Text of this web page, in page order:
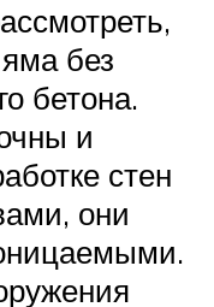
без
бетона.
и
стен
они